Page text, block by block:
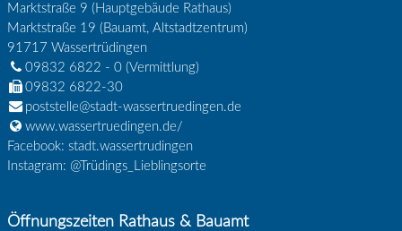
Marktstraße 9 (Hauptgebäude Rathaus)
Marktstraße 19 (Bauamt, Altstadtzentrum)
91717 Wassertrüdingen
09832 6822 - 0(Vermittlung)
09832 6822-30
poststelle@stadt-wassertruedingen.de
www.wassertruedingen.de/
Facebook: stadt.wassertrudingen
Instagram: @Trüdings_Lieblingsorte
Öffnungszeiten Rathaus & Bauamt